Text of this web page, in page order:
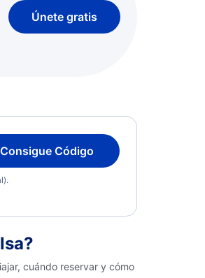
Únete gratis
Consigue Código
cuándo reservar y cómo